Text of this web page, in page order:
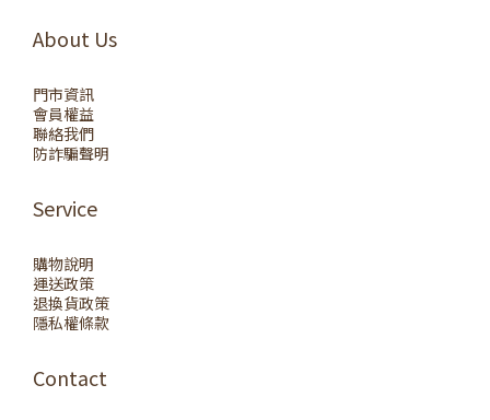
About Us
門市資訊
會員權益
聯絡我們
防詐騙聲明
Service
購物說明
運送政策
退換貨政策
隱私權條款
Contact